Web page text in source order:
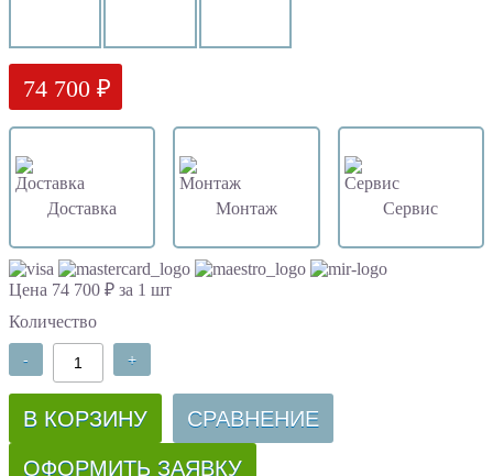
74 700 ₽
Доставка Монтаж Сервис
Цена 74 700 ₽ за 1 шт
Количество
- +
В КОРЗИНУ СРАВНЕНИЕ
ОФОРМИТЬ ЗАЯВКУ